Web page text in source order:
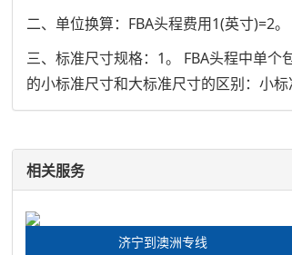
二、单位换算：FBA头程费用1(英寸)=2
三、标准尺寸规格：1。 FBA头程中单
的小标准尺寸和大标准尺寸的区别：小
相关服务
济宁到澳洲专线